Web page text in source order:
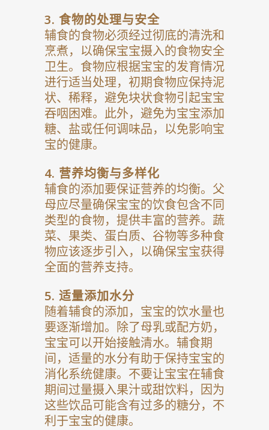
3. 食物的处理与安全
辅食的食物必须经过彻底的清洗和
烹煮，以确保宝宝摄入的食物安全
卫生。食物应根据宝宝的发育情况
进行适当处理，初期食物应保持泥
状、稀释，避免块状食物引起宝宝
吞咽困难。此外，避免为宝宝添加
糖、盐或任何调味品，以免影响宝
宝的健康。
4. 营养均衡与多样化
辅食的添加要保证营养的均衡。父
母应尽量确保宝宝的饮食包含不同
类型的食物，提供丰富的营养。蔬
菜、果类、蛋白质、谷物等多种食
物应该逐步引入，以确保宝宝获得
全面的营养支持。
5. 适量添加水分
随着辅食的添加，宝宝的饮水量也
要逐渐增加。除了母乳或配方奶，
宝宝可以开始接触清水。辅食期
间，适量的水分有助于保持宝宝的
消化系统健康。不要让宝宝在辅食
期间过量摄入果汁或甜饮料，因为
这些饮品可能含有过多的糖分，不
利于宝宝的健康。